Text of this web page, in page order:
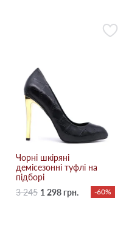
Чорні шкіряні
демісезонні туфлі на
підборі
3 245 1 298 грн. -60%